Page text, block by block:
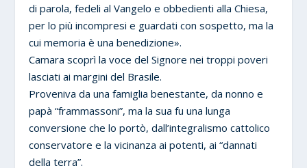
di parola, fedeli al Vangelo e obbedienti alla Chiesa,
per lo più incompresi e guardati con sospetto, ma la
cui memoria è una benedizione».
Camara scoprì la voce del Signore nei troppi poveri
lasciati ai margini del Brasile.
Proveniva da una famiglia benestante, da nonno e
papà “frammassoni”, ma la sua fu una lunga
conversione che lo portò, dall’integralismo cattolico
conservatore e la vicinanza ai potenti, ai “dannati
della terra”.